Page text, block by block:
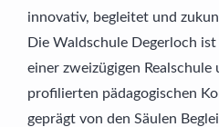
innovativ, begleitet und
Die Waldschule Degerloch
einer zweizügigen Realschule
profilierten pädagogischen
geprägt von den Säulen